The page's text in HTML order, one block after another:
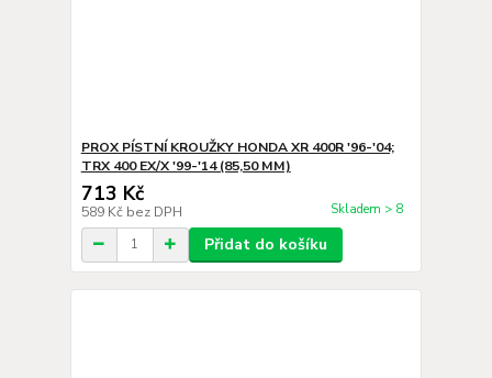
PROX PÍSTNÍ KROUŽKY HONDA XR 400R '96-'04;
TRX 400 EX/X '99-'14 (85,50 MM)
713 Kč
589 Kč bez DPH Skladem > 8
Přidat do košíku